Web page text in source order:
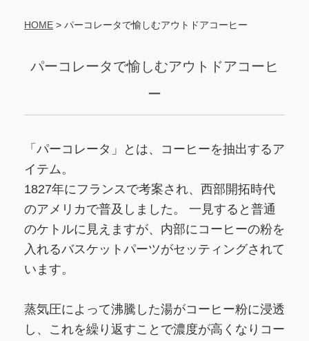
HOME > パーコレータで愉しむアウトドアコーヒー
パーコレータで愉しむアウトドアコーヒ
ー
「パーコレータ」とは、コーヒーを抽出するア
イテム。
1827年にフランスで考案され、西部開拓時代
のアメリカで普及しました。 一見すると普通
のケトルに見えますが、内部にコーヒーの粉を
入れるバスケットパーツがセッティングされて
います。
蒸気圧によって沸騰した湯がコーヒー粉に浸透
し、これを繰り返すことで濃度が高くなりコー